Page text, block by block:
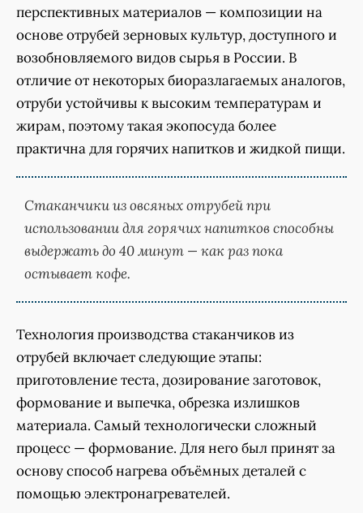
перспективных материалов — композиции на
основе отрубей зерновых культур, доступного и
возобновляемого видов сырья в России. В
отличие от некоторых биоразлагаемых аналогов,
отруби устойчивы к высоким температурам и
жирам, поэтому такая экопосуда более
практична для горячих напитков и жидкой пищи.
Стаканчики из овсяных отрубей при
использовании для горячих напитков способны
выдержать до 40 минут — как раз пока
остывает кофе.
Технология производства стаканчиков из
отрубей включает следующие этапы:
приготовление теста, дозирование заготовок,
формование и выпечка, обрезка излишков
материала. Самый технологически сложный
процесс — формование. Для него был принят за
основу способ нагрева объёмных деталей с
помощью электронагревателей.